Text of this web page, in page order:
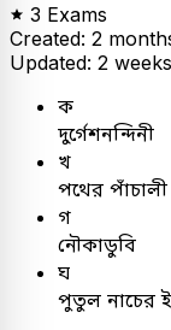
3 Exams
Created: 2
Updated: 2
ক
দুর্গেশনন্দিনী
খ
পথের পাঁচালী
গ
নৌকাডুবি
ঘ
পুতুল নাচের